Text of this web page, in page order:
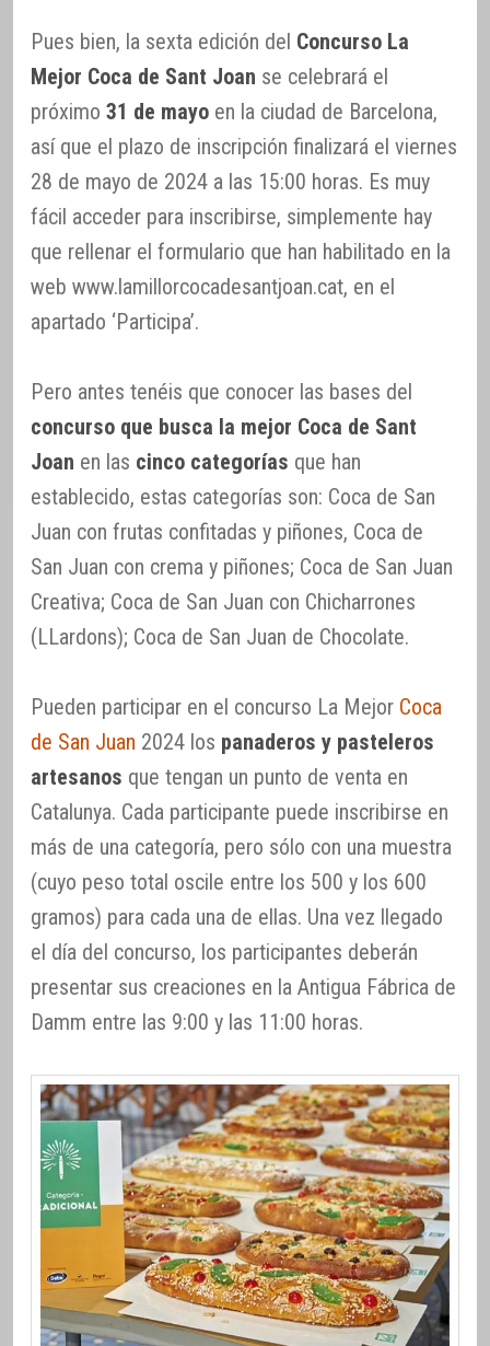
Pues bien, la sexta edición del Concurso La
Mejor Coca de Sant Joan se celebrará el
próximo 31 de mayo en la ciudad de Barcelona,
así que el plazo de inscripción finalizará el viernes
28 de mayo de 2024 a las 15:00 horas. Es muy
fácil acceder para inscribirse, simplemente hay
que rellenar el formulario que han habilitado en la
web www.lamillorcocadesantjoan.cat, en el
apartado ‘Participa’.
Pero antes tenéis que conocer las bases del
concurso que busca la mejor Coca de Sant
Joan en las cinco categorías que han
establecido, estas categorías son: Coca de San
Juan con frutas confitadas y piñones, Coca de
San Juan con crema y piñones; Coca de San Juan
Creativa; Coca de San Juan con Chicharrones
(LLardons); Coca de San Juan de Chocolate.
Pueden participar en el concurso La Mejor Coca
de San Juan 2024 los panaderos y pasteleros
artesanos que tengan un punto de venta en
Catalunya. Cada participante puede inscribirse en
más de una categoría, pero sólo con una muestra
(cuyo peso total oscile entre los 500 y los 600
gramos) para cada una de ellas. Una vez llegado
el día del concurso, los participantes deberán
presentar sus creaciones en la Antigua Fábrica de
Damm entre las 9:00 y las 11:00 horas.